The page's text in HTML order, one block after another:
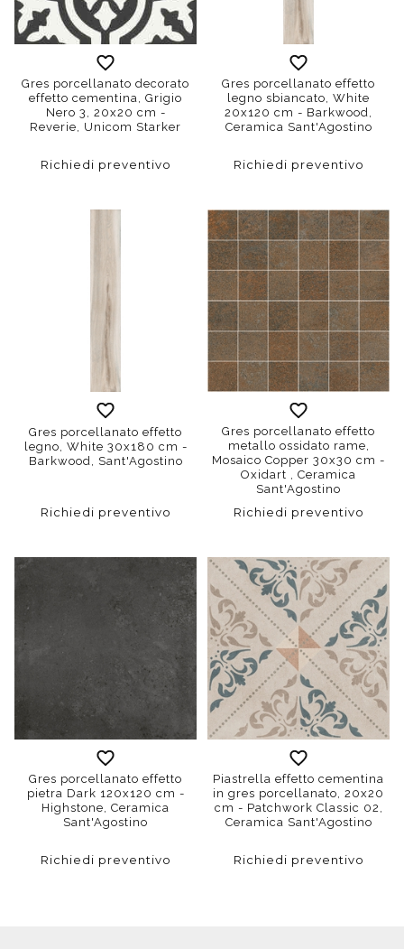
Gres porcellanato decorato
effetto cementina, Grigio
Nero 3, 20x20 cm -
Reverie, Unicom Starker
Richiedi preventivo
Gres porcellanato effetto
legno sbiancato, White
20x120 cm - Barkwood,
Ceramica Sant'Agostino
Richiedi preventivo
Gres porcellanato effetto
legno, White 30x180 cm -
Barkwood, Sant'Agostino
Richiedi preventivo
Gres porcellanato effetto
metallo ossidato rame,
Mosaico Copper 30x30 cm -
Oxidart , Ceramica
Sant'Agostino
Richiedi preventivo
Gres porcellanato effetto
pietra Dark 120x120 cm -
Highstone, Ceramica
Sant'Agostino
Richiedi preventivo
Piastrella effetto cementina
in gres porcellanato, 20x20
cm - Patchwork Classic 02,
Ceramica Sant'Agostino
Richiedi preventivo